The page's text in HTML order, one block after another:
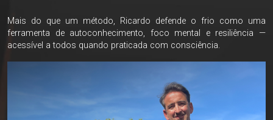
Mais do que um método, Ricardo defende o frio como uma
ferramenta de autoconhecimento, foco mental e resiliência —
acessível a todos quando praticada com consciência.